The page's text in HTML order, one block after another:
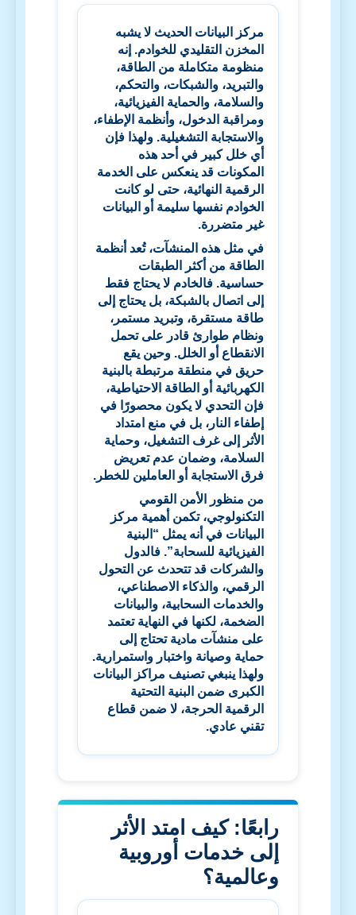
مركز البيانات الحديث لا يشبه
المخزن التقليدي للخوادم. إنه
منظومة متكاملة من الطاقة،
والتبريد، والشبكات، والتحكم،
والسلامة، والحماية الفيزيائية،
ومراقبة الدخول، وأنظمة الإطفاء،
والاستجابة التشغيلية. ولهذا فإن
أي خلل كبير في أحد هذه
المكونات قد ينعكس على الخدمة
الرقمية النهائية، حتى لو كانت
الخوادم نفسها سليمة أو البيانات
غير متضررة.
في مثل هذه المنشآت، تُعد أنظمة
الطاقة من أكثر الطبقات
حساسية. فالخادم لا يحتاج فقط
إلى اتصال بالشبكة، بل يحتاج إلى
طاقة مستقرة، وتبريد مستمر،
ونظام طوارئ قادر على تحمل
الانقطاع أو الخلل. وحين يقع
حريق في منطقة مرتبطة بالبنية
الكهربائية أو الطاقة الاحتياطية،
فإن التحدي لا يكون محصورًا في
إطفاء النار، بل في منع امتداد
الأثر إلى غرف التشغيل، وحماية
السلامة، وضمان عدم تعريض
فرق الاستجابة أو العاملين للخطر.
من منظور الأمن القومي
التكنولوجي، تكمن أهمية مركز
البيانات في أنه يمثل “البنية
الفيزيائية للسحابة”. فالدول
والشركات قد تتحدث عن التحول
الرقمي، والذكاء الاصطناعي،
والخدمات السحابية، والبيانات
الضخمة، لكنها في النهاية تعتمد
على منشآت مادية تحتاج إلى
حماية وصيانة واختبار واستمرارية.
ولهذا ينبغي تصنيف مراكز البيانات
الكبرى ضمن البنية التحتية
الرقمية الحرجة، لا ضمن قطاع
تقني عادي.
رابعًا: كيف امتد الأثر
إلى خدمات أوروبية
وعالمية؟